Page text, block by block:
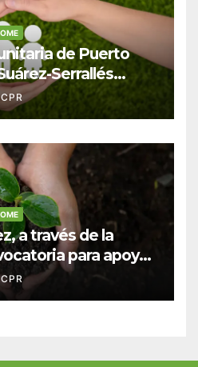
de Puerto
Serrallés
para
y albergues
a través de la
para apoyar
alimentaria